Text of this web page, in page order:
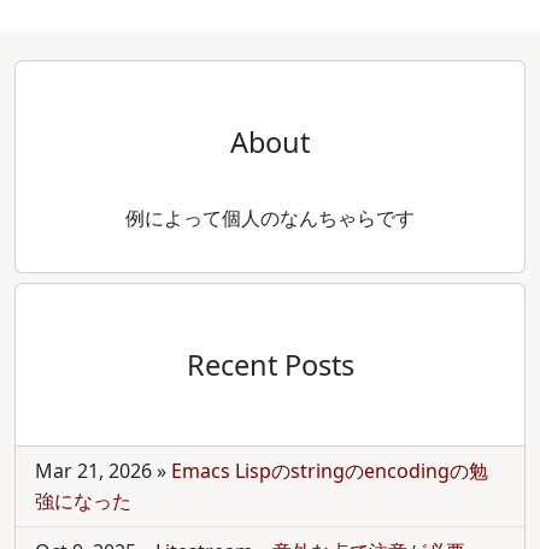
About
例によって個人のなんちゃらです
Recent Posts
Mar 21, 2026» Emacs Lispのstringのencodingの勉
強になった